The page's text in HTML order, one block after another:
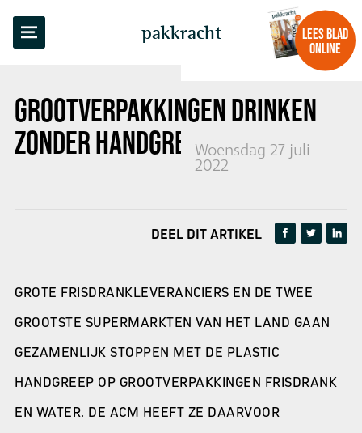
pakkracht
LEES BLAD
ONLINE
GROOTVERPAKKINGEN DRINKEN
ZONDER HANDGREEPWoensdag 27 juli
2022
TERUG NAAR OVERZICHT
DEEL DIT ARTIKEL
GROTE FRISDRANKLEVERANCIERS EN DE TWEE
GROOTSTE SUPERMARKTEN VAN HET LAND GAAN
GEZAMENLIJK STOPPEN MET DE PLASTIC
HANDGREEP OP GROOTVERPAKKINGEN FRISDRANK
EN WATER. DE ACM HEEFT ZE DAARVOOR